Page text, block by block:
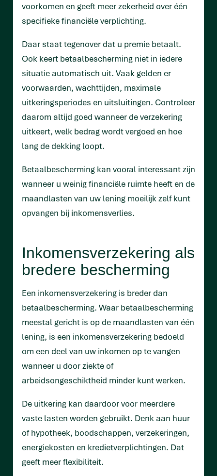
voorkomen en geeft meer zekerheid over één
specifieke financiële verplichting.
Daar staat tegenover dat u premie betaalt.
Ook keert betaalbescherming niet in iedere
situatie automatisch uit. Vaak gelden er
voorwaarden, wachttijden, maximale
uitkeringsperiodes en uitsluitingen. Controleer
daarom altijd goed wanneer de verzekering
uitkeert, welk bedrag wordt vergoed en hoe
lang de dekking loopt.
Betaalbescherming kan vooral interessant zijn
wanneer u weinig financiële ruimte heeft en de
maandlasten van uw lening moeilijk zelf kunt
opvangen bij inkomensverlies.
Inkomensverzekering als
bredere bescherming
Een inkomensverzekering is breder dan
betaalbescherming. Waar betaalbescherming
meestal gericht is op de maandlasten van één
lening, is een inkomensverzekering bedoeld
om een deel van uw inkomen op te vangen
wanneer u door ziekte of
arbeidsongeschiktheid minder kunt werken.
De uitkering kan daardoor voor meerdere
vaste lasten worden gebruikt. Denk aan huur
of hypotheek, boodschappen, verzekeringen,
energiekosten en kredietverplichtingen. Dat
geeft meer flexibiliteit.